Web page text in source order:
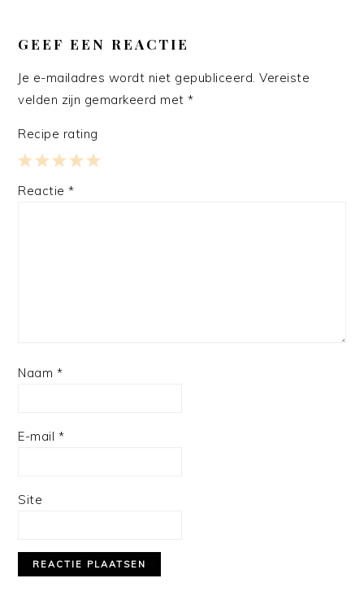
INTERACTIES
GEEF EEN REACTIE
Je e-mailadres wordt niet gepubliceerd. Vereiste
velden zijn gemarkeerd met*
Recipe rating
4
3
2
1
Reactie*
Naam *
E-mail *
Site